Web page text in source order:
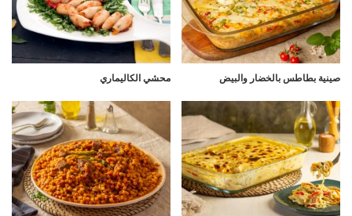
صينية بطاطس بالخضار والبيض محشي الكاليماري